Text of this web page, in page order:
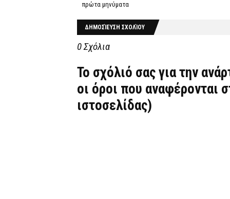
πρώτα μηνύματα
ΔΗΜΟΣΊΕΥΣΗ ΣΧΟΛΊΟΥ
0 Σχόλια
Το σχόλιό σας για την
οι όροι που αναφέρονται
ιστοσελίδας)